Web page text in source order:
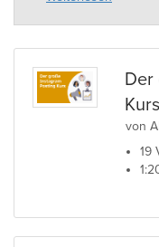
Er weiß, wie
entsprechende
Insbesondere die
Kurse und durch
Marketing zählen zu
Der
Kurs
von
19